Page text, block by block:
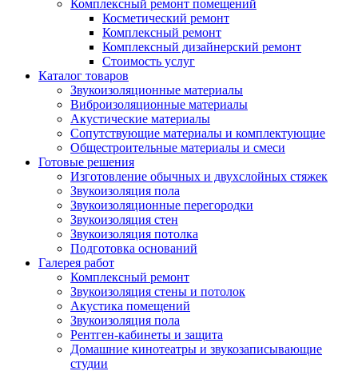
Комплексный ремонт помещений
Косметический ремонт
Комплексный ремонт
Комплексный дизайнерский ремонт
Стоимость услуг
Каталог товаров
Звукоизоляционные материалы
Виброизоляционные материалы
Акустические материалы
Сопутствующие материалы и комплектующие
Общестроительные материалы и смеси
Готовые решения
Изготовление обычных и двухслойных стяжек
Звукоизоляция пола
Звукоизоляционные перегородки
Звукоизоляция стен
Звукоизоляция потолка
Подготовка оснований
Галерея работ
Комплексный ремонт
Звукоизоляция стены и потолок
Акустика помещений
Звукоизоляция пола
Рентген-кабинеты и защита
Домашние кинотеатры и звукозаписывающие
студии